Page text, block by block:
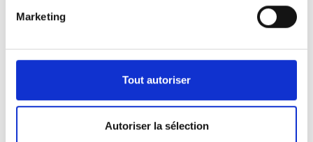
Marketing
Tout autoriser
Autoriser la sélection